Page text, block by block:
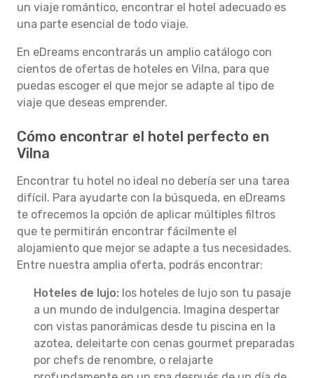
un viaje romántico, encontrar el hotel adecuado es
una parte esencial de todo viaje.
En eDreams encontrarás un amplio catálogo con
cientos de ofertas de hoteles en Vilna, para que
puedas escoger el que mejor se adapte al tipo de
viaje que deseas emprender.
Cómo encontrar el hotel perfecto en
Vilna
Encontrar tu hotel no ideal no debería ser una tarea
difícil. Para ayudarte con la búsqueda, en eDreams
te ofrecemos la opción de aplicar múltiples filtros
que te permitirán encontrar fácilmente el
alojamiento que mejor se adapte a tus necesidades.
Entre nuestra amplia oferta, podrás encontrar:
Hoteles de lujo: los hoteles de lujo son tu pasaje
a un mundo de indulgencia. Imagina despertar
con vistas panorámicas desde tu piscina en la
azotea, deleitarte con cenas gourmet preparadas
por chefs de renombre, o relajarte